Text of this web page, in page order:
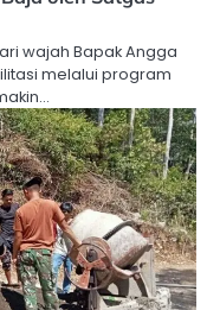
wajah Bapak Angga
melalui program